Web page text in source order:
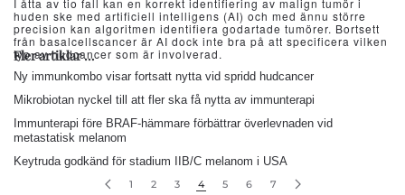
I åtta av tio fall kan en korrekt identifiering av malign tumör i
huden ske med artificiell intelligens (AI) och med ännu större
precision kan algoritmen identifiera godartade tumörer. Bortsett
från basalcellscancer är AI dock inte bra på att specificera vilken
typ av hudcancer som är involverad.
Fler artiklar …
Ny immunkombo visar fortsatt nytta vid spridd hudcancer
Mikrobiotan nyckel till att fler ska få nytta av immunterapi
Immunterapi före BRAF-hämmare förbättrar överlevnaden vid
metastatisk melanom
Keytruda godkänd för stadium IIB/C melanom i USA
1 2 3 4 5 6 7